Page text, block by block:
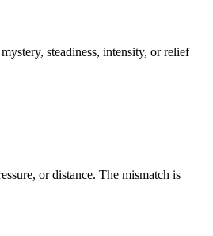
steadiness, intensity, or relief
or distance. The mismatch is